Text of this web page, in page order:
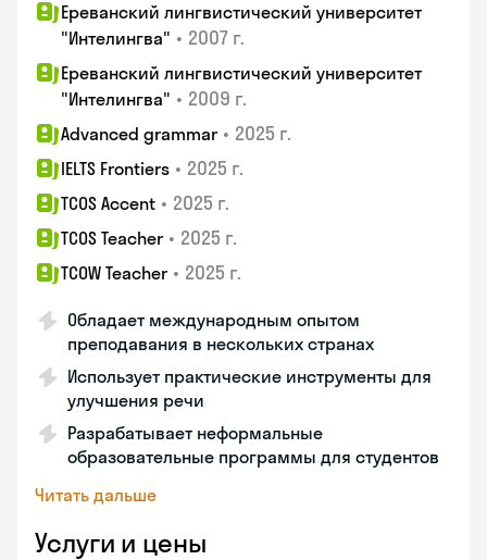
Ереванский лингвистический университет
"Интелингва" • 2007 г.
Ереванский лингвистический университет
"Интелингва" • 2009 г.
Advanced grammar • 2025 г.
IELTS Frontiers • 2025 г.
TCOS Accent • 2025 г.
TCOS Teacher • 2025 г.
TCOW Teacher • 2025 г.
Обладает международным опытом
преподавания в нескольких странах
Использует практические инструменты для
улучшения речи
Разрабатывает неформальные
образовательные программы для студентов
Читать дальше
Услуги и цены